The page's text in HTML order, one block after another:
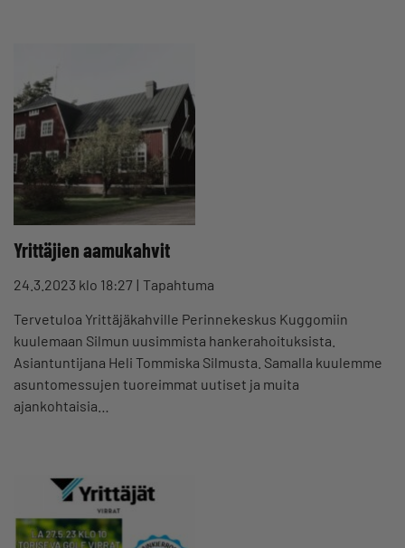
Yrittäjien aamukahvit
24.3.2023 klo 18:27
Tapahtuma
Tervetuloa Yrittäjäkahville Perinnekeskus Kuggomiin
kuulemaan Silmun uusimmista hankerahoituksista.
Asiantuntijana Heli Tommiska Silmusta. Samalla kuulemme
asuntomessujen tuoreimmat uutiset ja muita
ajankohtaisia…